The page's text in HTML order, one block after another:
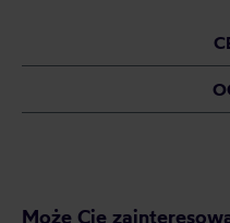
Może Cię